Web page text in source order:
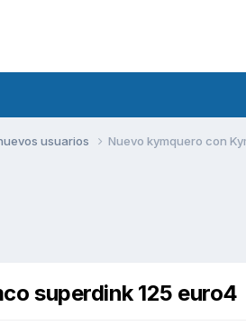
usuarios Nuevo kymquero con
superdink 125 euro4